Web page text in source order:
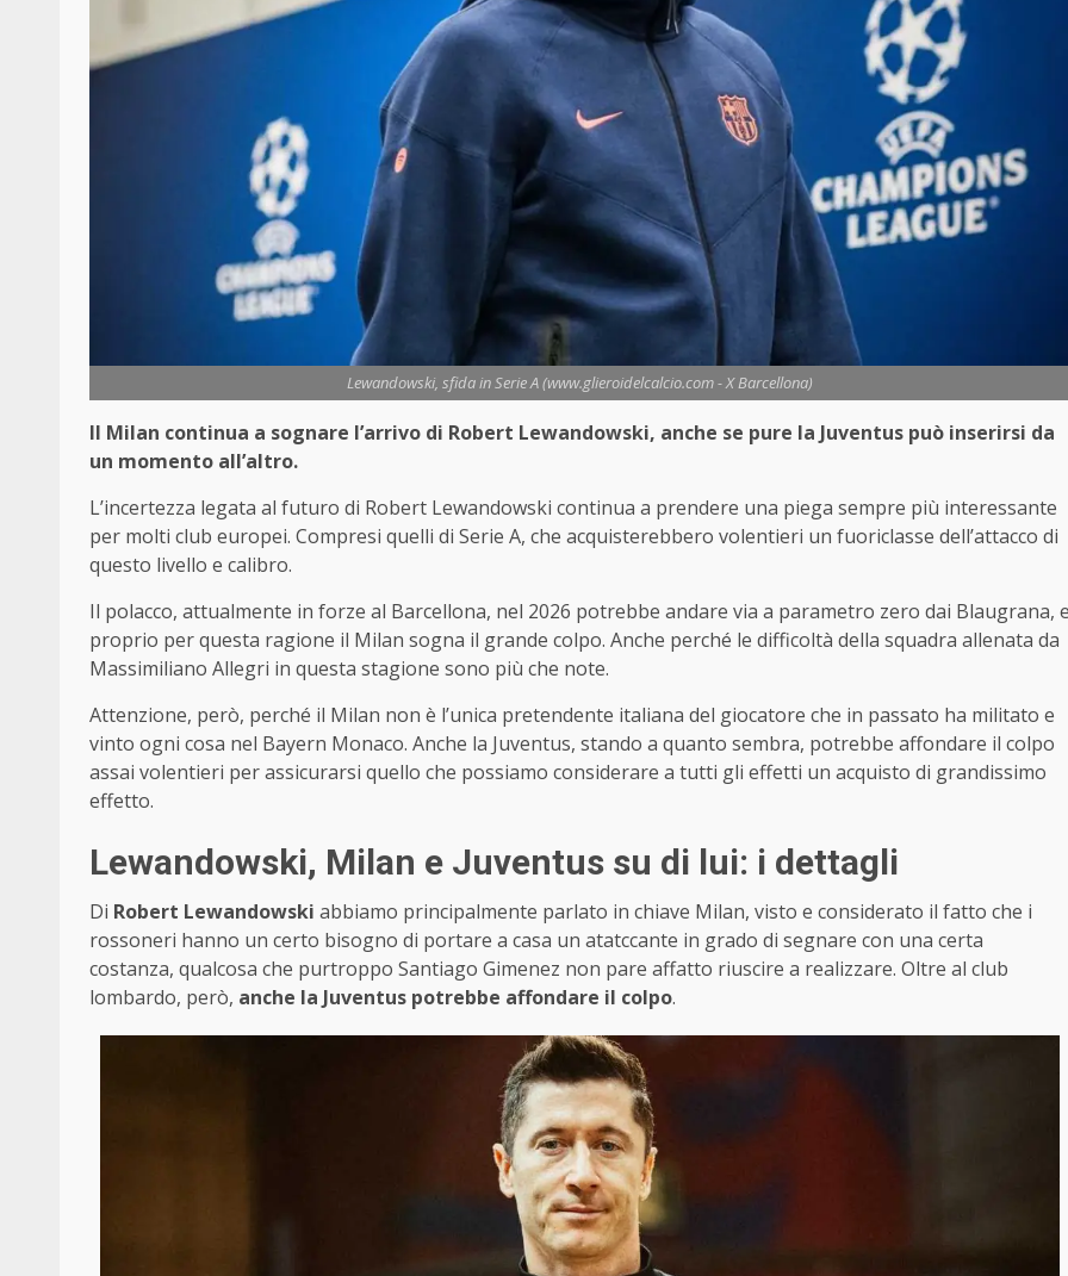
Lewandowski, sfida in Serie A (www.glieroidelcalcio.com - X Barcellona)
Il Milan continua a sognare l’arrivo di Robert Lewandowski, anche se pure la Juventus può inserirsi da
un momento all’altro.
L’incertezza legata al futuro di Robert Lewandowski continua a prendere una piega sempre più interessante
per molti club europei. Compresi quelli di Serie A, che acquisterebbero volentieri un fuoriclasse dell’attacco di
questo livello e calibro.
Il polacco, attualmente in forze al Barcellona, nel 2026 potrebbe andare via a parametro zero dai Blaugrana,
proprio per questa ragione il Milan sogna il grande colpo. Anche perché le difficoltà della squadra allenata da
Massimiliano Allegri in questa stagione sono più che note.
Attenzione, però, perché il Milan non è l’unica pretendente italiana del giocatore che in passato ha militato e
vinto ogni cosa nel Bayern Monaco. Anche la Juventus, stando a quanto sembra, potrebbe affondare il colpo
assai volentieri per assicurarsi quello che possiamo considerare a tutti gli effetti un acquisto di grandissimo
effetto.
Lewandowski, Milan e Juventus su di lui: i dettagli
Di Robert Lewandowski abbiamo principalmente parlato in chiave Milan, visto e considerato il fatto che i
rossoneri hanno un certo bisogno di portare a casa un atatccante in grado di segnare con una certa
costanza, qualcosa che purtroppo Santiago Gimenez non pare affatto riuscire a realizzare. Oltre al club
lombardo, però, anche la Juventus potrebbe affondare il colpo.